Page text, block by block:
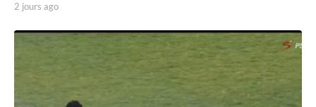
2 jours ago
o